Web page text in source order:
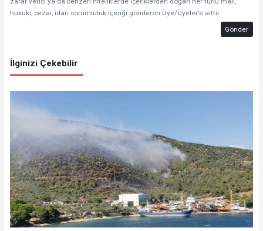
hukuki, cezai, idari sorumluluk içeriği gönderen Üye/Üyeler’e aittir.
Gönder
İlginizi Çekebilir